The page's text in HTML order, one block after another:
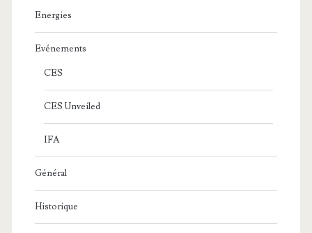
Energies
Evénements
CES
CES Unveiled
IFA
Général
Historique